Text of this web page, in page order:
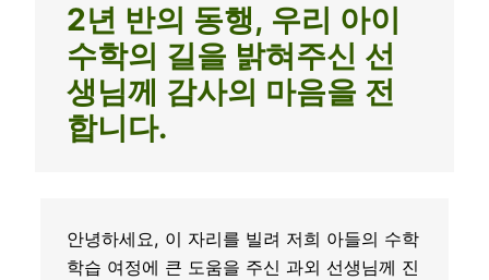
2년 반의 동행, 우리 아이
수학의 길을 밝혀주신 선
생님께 감사의 마음을 전
합니다.
안녕하세요, 이 자리를 빌려 저희 아들의 수학
학습 여정에 큰 도움을 주신 과외 선생님께 진